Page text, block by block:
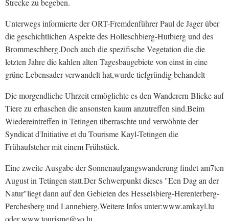
Strecke zu begeben.
Unterwegs informierte der ORT-Fremdenführer Paul de Jager über
die geschichtlichen Aspekte des Holleschbierg-Hutbierg und des
Brommeschberg.Doch auch die spezifische Vegetation die die
letzten Jahre die kahlen alten Tagesbaugebiete von einst in eine
grüne Lebensader verwandelt hat,wurde tiefgründig behandelt
Die morgendliche Uhrzeit ermöglichte es den Wanderern Blicke auf
Tiere zu erhaschen die ansonsten kaum anzutreffen sind.Beim
Wiedereintreffen in Tetingen überraschte und verwöhnte der
Syndicat d'Initiative et du Tourisme Kayl-Tetingen die
Frühaufsteher mit einem Frühstück.
Eine zweite Ausgabe der Sonnenaufgangswanderung findet am7ten
August in Tetingen statt.Der Schwerpunkt dieses "Een Dag an der
Natur"liegt dann auf den Gebieten des Hesselsbierg-Herenterberg-
Perchesberg und Lannebierg.Weitere Infos unter:www.amkayl.lu
oder www.tourisme@vo.lu